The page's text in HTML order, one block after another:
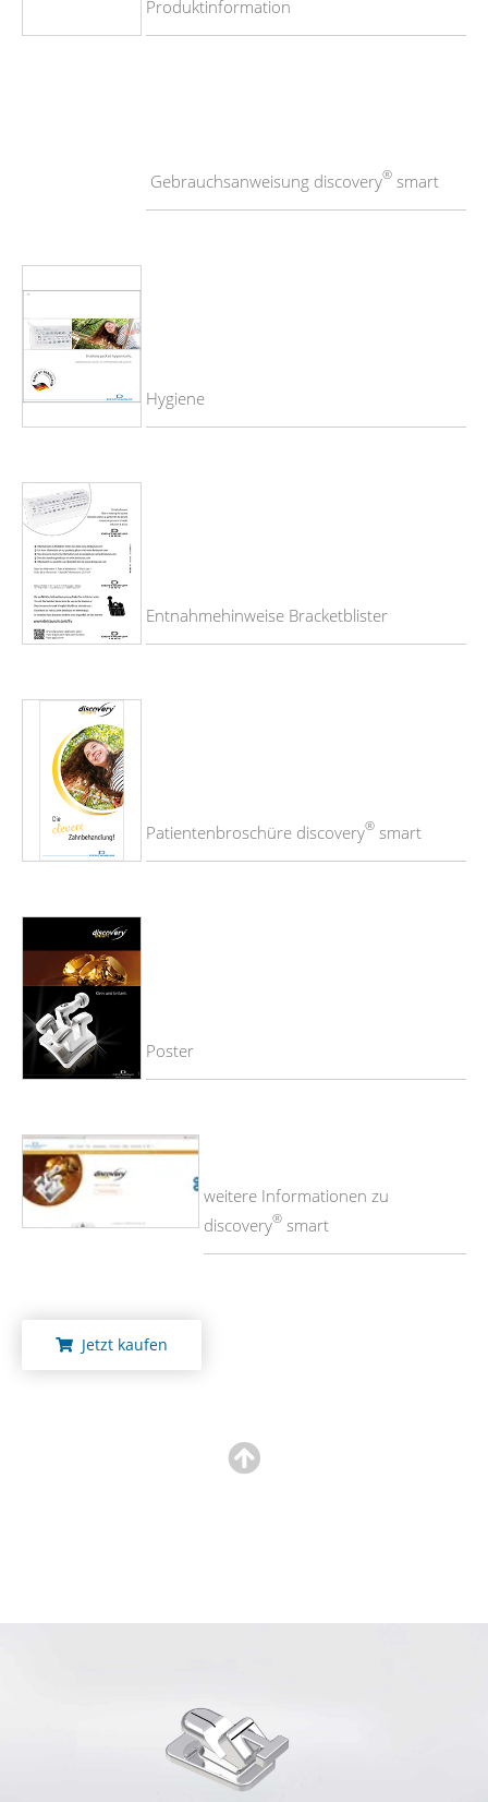
Produktinformation
Gebrauchsanweisung discovery® smart
Hygiene
Entnahmehinweise Bracketblister
Patientenbroschüre discovery® smart
Poster
weitere Informationen zu
discovery® smart
Jetzt kaufen